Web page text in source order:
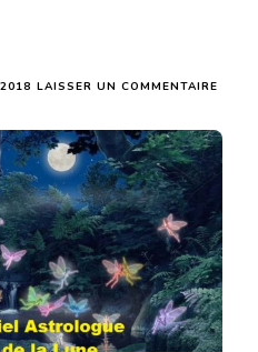
LAISSER UN COMMENTAIRE
LA
LUNE
AOÛT
2018